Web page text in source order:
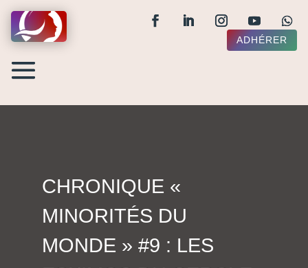
ADHÉRER
CHRONIQUE «
MINORITÉS DU
MONDE » #9 : LES